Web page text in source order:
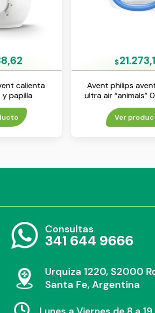
calienta
y papilla
$
Avent philips
ultra air “animals”
env x 1
Ver
Consultas
341 644 9666
Urquiza 1220, S2000
Santa Fe, Argentina